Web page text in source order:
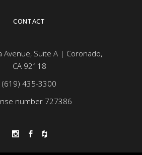
CONTACT
Avenue, Suite A | Coronado,
CA 92118
(619) 435-3300
number 727386